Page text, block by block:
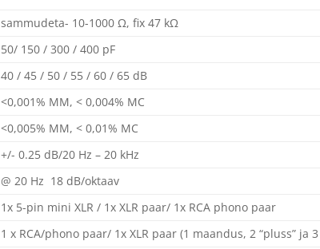
sammudeta- 10-1000 Ω, fix 47 kΩ
50/ 150 / 300 / 400 pF
40 / 45 / 50 / 55 / 60 / 65 dB
<0,001% MM, < 0,004% MC
<0,005% MM, < 0,01% MC
+/- 0.25 dB/20 Hz – 20 kHz
@ 20 Hz 18 dB/oktaav
1x 5-pin mini XLR / 1x XLR paar/ 1x RCA phono paar
1 x RCA/phono paar/ 1x XLR paar (1 maandus, 2 “pluss” ja